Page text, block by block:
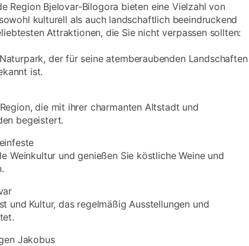
Region Bjelovar-Bilogora bieten eine Vielzahl von
kulturell als auch landschaftlich beeindruckend
Attraktionen, die Sie nicht verpassen sollten:
der für seine atemberaubenden Landschaften
ist.
die mit ihrer charmanten Altstadt und
begeistert.
Weinkultur und genießen Sie köstliche Weine und
und Kultur, das regelmäßig Ausstellungen und
Jakobus